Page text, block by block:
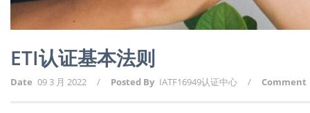
ETI认证基本法则
Date 09 3 月 2022 / Posted By IATF16949认证中心 / Comment